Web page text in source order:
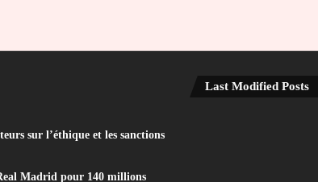
sur l’éthique et les sanctions
Madrid pour 140 millions
Last Modified Posts